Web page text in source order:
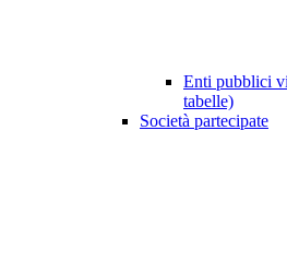
Enti pubblici
tabelle)
Società partecipate